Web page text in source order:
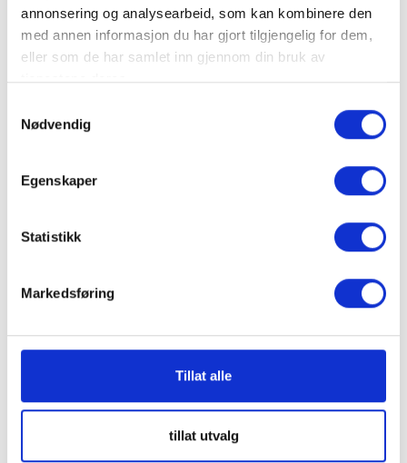
annonsering og analysearbeid, som kan kombinere den
med annen informasjon du har gjort tilgjengelig for dem,
eller som de har samlet inn gjennom din bruk av
tjenestene deres.
Nødvendig
Egenskaper
Statistikk
Markedsføring
Tillat alle
tillat utvalg
Skye Dolomite